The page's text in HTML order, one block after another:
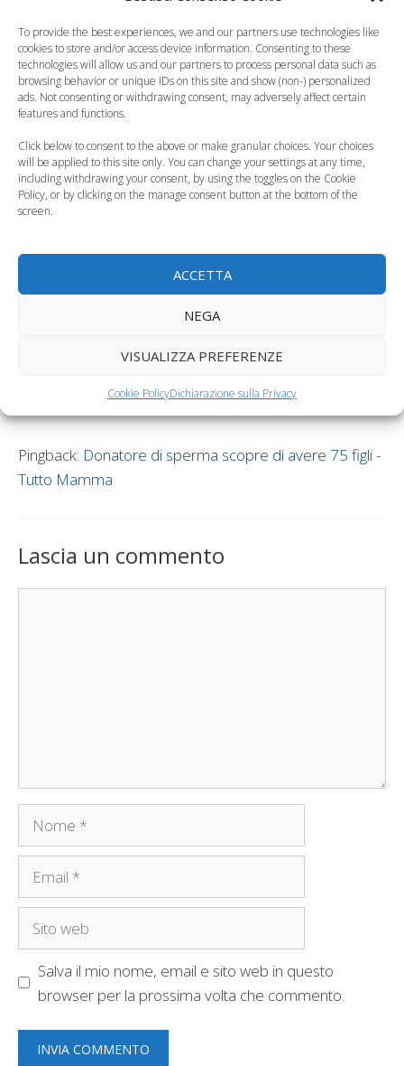
To provide the best experiences, we and our partners use technologies like
cookies to store and/or access device information. Consenting to these
technologies will allow us and our partners to process personal data such as
browsing behavior or unique IDs on this site and show (non-) personalized
ads. Not consenting or withdrawing consent, may adversely affect certain
features and functions.
Click below to consent to the above or make granular choices. Your choices
will be applied to this site only. You can change your settings at any time,
including withdrawing your consent, by using the toggles on the Cookie
Policy, or by clicking on the manage consent button at the bottom of the
screen.
ACCETTA
NEGA
VISUALIZZA PREFERENZE
Cookie PolicyDichiarazione sulla Privacy
Fecondazione
eterologa: donatore
di sperma cambia…
Quali sono i punti
fondamentali del
decreto sulla…
Tag
donne selezionano gli spermatozoi,fecondazione
in vitro,spermatozoi
Alessia Marcuzzi a spasso con Mia
Inghilterra
1 commento su “Banca del
seme rifiuta donatori dai
capelli rossi”
Pingback: Donatore di sperma scopre di avere 75 figli -
Tutto Mamma
Lascia un commento
Nome
Email
Sito
Salva il mio nome, email e sito web in questo
browser per la prossima volta che commento.